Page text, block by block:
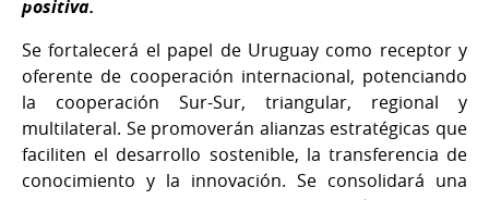
positiva.
Se fortalecerá el papel de Uruguay como receptor y
oferente de cooperación internacional, potenciando
la cooperación Sur-Sur, triangular, regional y
multilateral. Se promoverán alianzas estratégicas que
faciliten el desarrollo sostenible, la transferencia de
conocimiento y la innovación. Se consolidará una